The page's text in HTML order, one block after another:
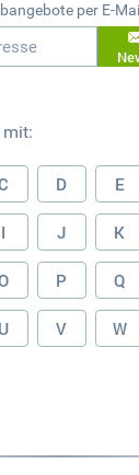
per E-
mit:
D E
I J K
P Q
U V W